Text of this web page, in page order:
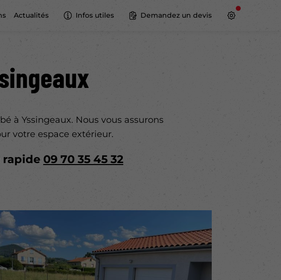
Actualités Infos utiles Demandez un devis
à Yssingeaux. Nous vous assurons
votre espace extérieur.
rapide 09 70 35 45 32